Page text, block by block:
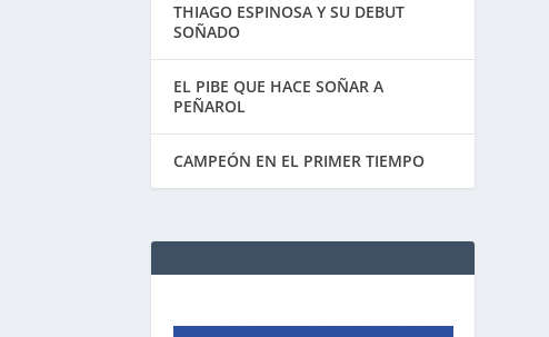
THIAGO ESPINOSA Y SU DEBUT
SOÑADO
EL PIBE QUE HACE SOÑAR A
PEÑAROL
CAMPEÓN EN EL PRIMER TIEMPO